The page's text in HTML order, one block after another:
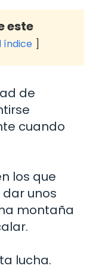
este
índice
de
cuando
los que
unos
montaña
lucha.